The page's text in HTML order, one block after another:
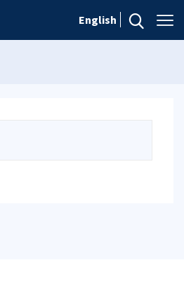
English